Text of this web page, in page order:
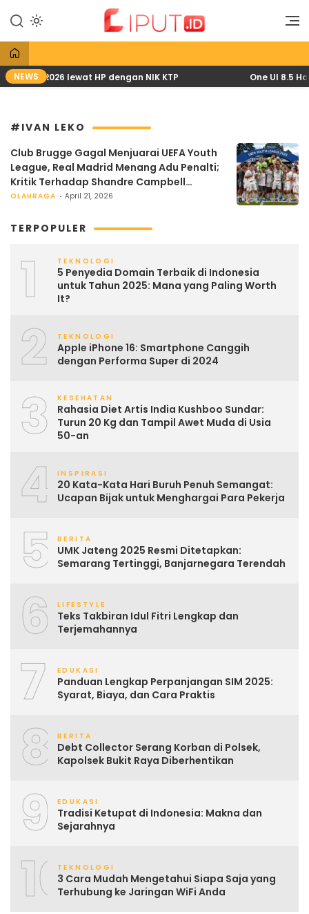
konten
Liput
Liputan Digital
NEWS
April 2026 lewat HP dengan NIK KTP One UI 8.5
#IVAN LEKO
Club Brugge Gagal Menjuarai UEFA Youth
League, Real Madrid Menang Adu Penalti;
Kritik Terhadap Shandre Campbell
Meningkat
OLAHRAGA April 21, 2026
TERPOPULER
1 TEKNOLOGI
5 Penyedia Domain Terbaik di Indonesia
untuk Tahun 2025: Mana yang Paling Worth
It?
2 TEKNOLOGI
Apple iPhone 16: Smartphone Canggih
dengan Performa Super di 2024
3 KESEHATAN
Rahasia Diet Artis India Kushboo Sundar:
Turun 20 Kg dan Tampil Awet Muda di Usia
50-an
4 INSPIRASI
20 Kata-Kata Hari Buruh Penuh Semangat:
Ucapan Bijak untuk Menghargai Para Pekerja
5 BERITA
UMK Jateng 2025 Resmi Ditetapkan:
Semarang Tertinggi, Banjarnegara Terendah
6 LIFESTYLE
Teks Takbiran Idul Fitri Lengkap dan
Terjemahannya
7 EDUKASI
Panduan Lengkap Perpanjangan SIM 2025:
Syarat, Biaya, dan Cara Praktis
8 BERITA
Debt Collector Serang Korban di Polsek,
Kapolsek Bukit Raya Diberhentikan
9 EDUKASI
Tradisi Ketupat di Indonesia: Makna dan
Sejarahnya
10TEKNOLOGI
3 Cara Mudah Mengetahui Siapa Saja yang
Terhubung ke Jaringan WiFi Anda